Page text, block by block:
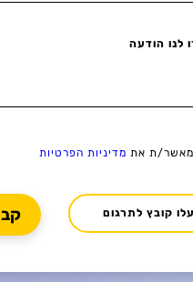
לנו הודעה
מאשר/ת את מדיניות הפרטיות
קובץ לתרגום